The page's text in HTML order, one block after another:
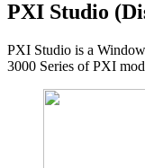
PXI Studio
PXI Studio is a
3000 Series of PXI